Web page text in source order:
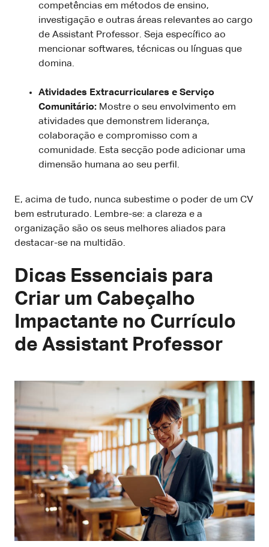
competências em métodos de ensino,
investigação e outras áreas relevantes ao cargo
de Assistant Professor. Seja específico ao
mencionar softwares, técnicas ou línguas que
domina.
Atividades Extracurriculares e Serviço
Comunitário: Mostre o seu envolvimento em
atividades que demonstrem liderança,
colaboração e compromisso com a
comunidade. Esta secção pode adicionar uma
dimensão humana ao seu perfil.
E, acima de tudo, nunca subestime o poder de um CV
bem estruturado. Lembre-se: a clareza e a
organização são os seus melhores aliados para
destacar-se na multidão.
Dicas Essenciais para
Criar um Cabeçalho
Impactante no Currículo
de Assistant Professor